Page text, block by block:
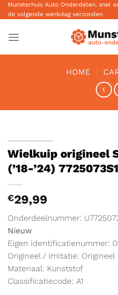
Ga
naar
Munsterhuis Auto Onderdelen, snel
de volgende werkdag verzonden
HOME /
Wielkuip origineel
(’18-’24)
€29,99
Onderdeelnummer:
Nieuw
Eigen identificatienummer:
Origineel / Imitatie: Origineel
Materiaal: Kunststof
Classificatiecode: A1